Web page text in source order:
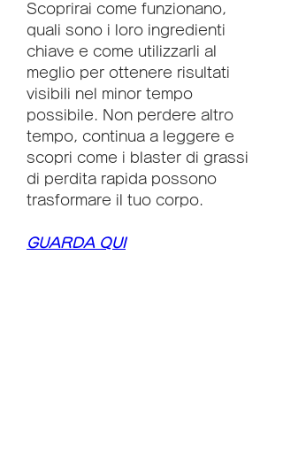
Scoprirai come funzionano,
quali sono i loro ingredienti
chiave e come utilizzarli al
meglio per ottenere risultati
visibili nel minor tempo
possibile. Non perdere altro
tempo, continua a leggere e
scopri come i blaster di grassi
di perdita rapida possono
trasformare il tuo corpo.
GUARDA QUI